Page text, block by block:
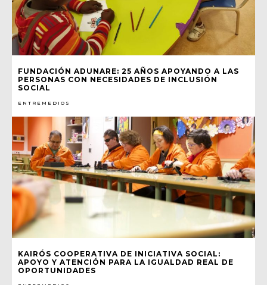
FUNDACIÓN ADUNARE: 25 AÑOS APOYANDO A LAS
PERSONAS CON NECESIDADES DE INCLUSIÓN
SOCIAL
ENTREMEDIOS
KAIRÓS COOPERATIVA DE INICIATIVA SOCIAL:
APOYO Y ATENCIÓN PARA LA IGUALDAD REAL DE
OPORTUNIDADES